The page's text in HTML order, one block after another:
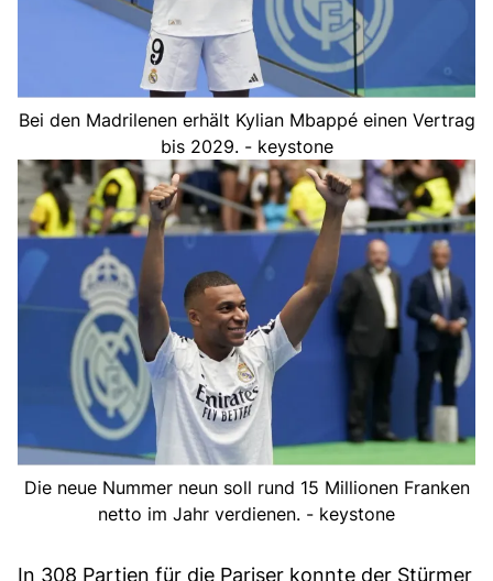
Bei den Madrilenen erhält Kylian Mbappé einen Vertrag
bis 2029. - keystone
Die neue Nummer neun soll rund 15 Millionen Franken
netto im Jahr verdienen. - keystone
In 308 Partien für die Pariser konnte der Stürmer